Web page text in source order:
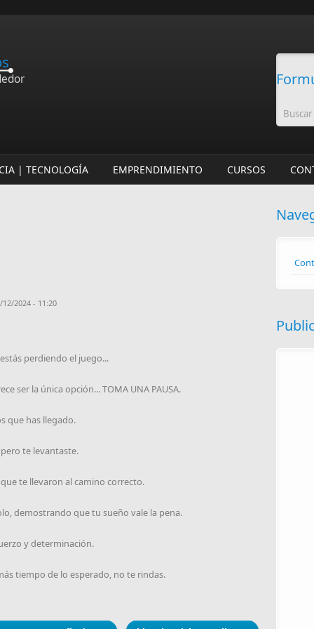
| TECNOLOGÍA EMPRENDIMIENTO CURSOS
2024 - 11:20
perdiendo el juego...
ser la única opción... TOMA UNA PAUSA.
que has llegado.
te levantaste.
te llevaron al camino correcto.
demostrando que tu sueño vale la pena.
y determinación.
tiempo de lo esperado, no te rindas.